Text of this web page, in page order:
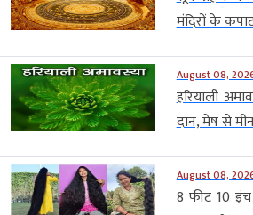
मंदिरों के
August 08,
हरियाली
दान, मेष से
August 08,
8 फीट 10 इंच